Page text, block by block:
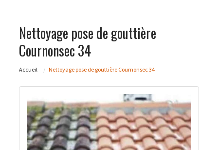
Nettoyage pose de gouttière
Cournonsec 34
Accueil Nettoyage pose de gouttière Cournonsec 34